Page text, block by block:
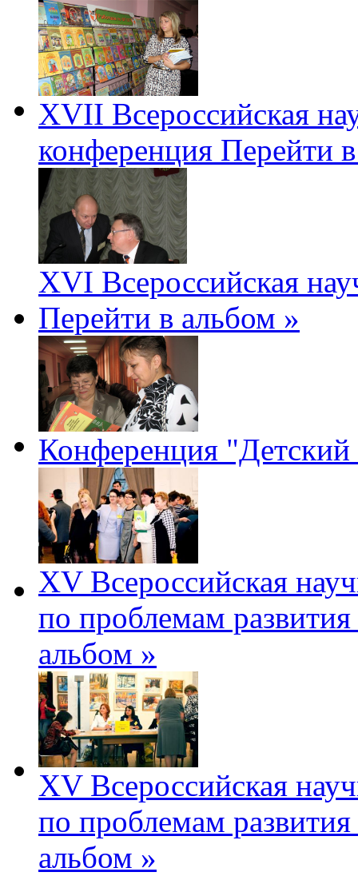
XVII Всероссийская
конференция Перейти
XVI Всероссийская
Перейти в альбом »
Конференция
XV Всероссийская
по проблемам
альбом »
XV Всероссийская
по проблемам
альбом »